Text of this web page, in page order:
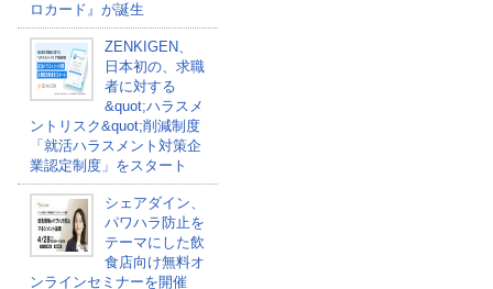
ロカード』が誕生
ZENKIGEN、
日本初の、求職
者に対する
&quot;ハラスメ
ントリスク&quot;削減制度
「就活ハラスメント対策企
業認定制度」をスタート
シェアダイン、
パワハラ防止を
テーマにした飲
食店向け無料オ
ンラインセミナーを開催